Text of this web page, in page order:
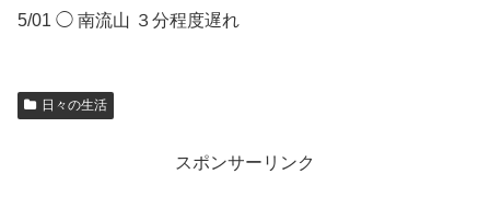
5/01 ◯ 南流山 ３分程度遅れ
日々の生活
スポンサーリンク